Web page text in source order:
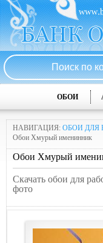
ОБОИ
НАВИГАЦИЯ: ОБОИ ДЛЯ
Обои Хмурый именинник
Обои Хмурый
Скачать обои для
фото